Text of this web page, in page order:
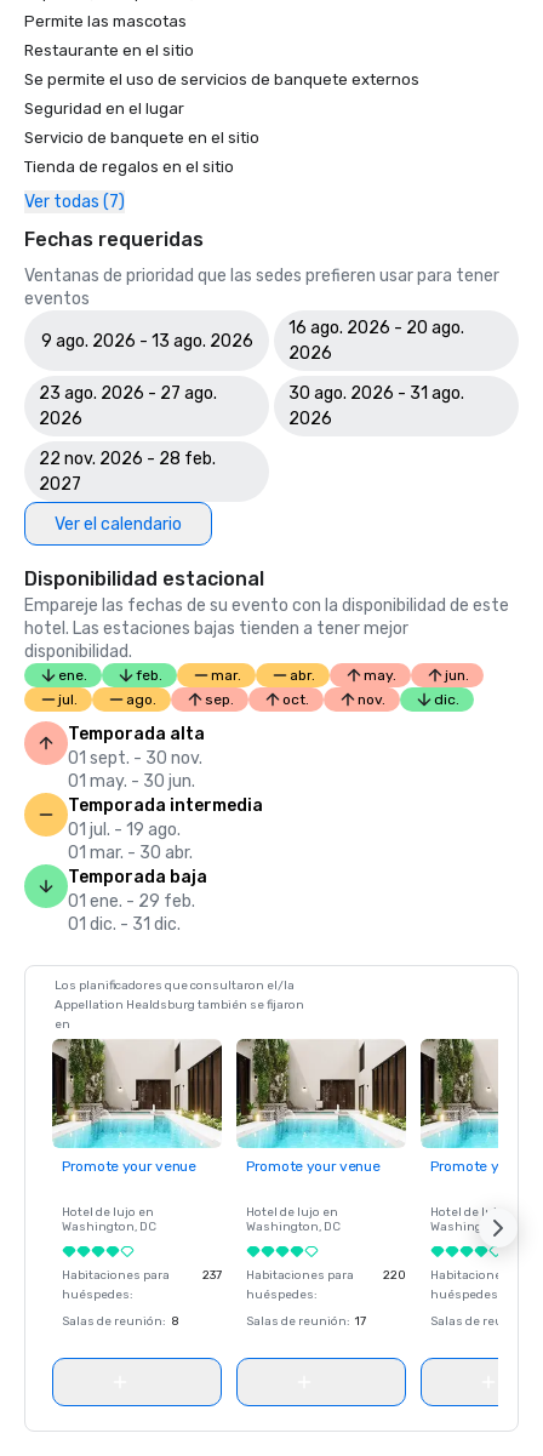
Permite las mascotas
Restaurante en el sitio
Se permite el uso de servicios de banquete externos
Seguridad en el lugar
Servicio de banquete en el sitio
Tienda de regalos en el sitio
Ver todas (7)
Fechas requeridas
Ventanas de prioridad que las sedes prefieren usar para tener
eventos
9 ago. 2026 - 13 ago. 2026
16 ago. 2026 - 20 ago.
2026
23 ago. 2026 - 27 ago.
2026
30 ago. 2026 - 31 ago.
2026
22 nov. 2026 - 28 feb.
2027
Ver el calendario
Disponibilidad estacional
Empareje las fechas de su evento con la disponibilidad de este
hotel. Las estaciones bajas tienden a tener mejor
disponibilidad.
ene. feb. mar. abr. may.
jun.
jul.
ago. sep. oct. nov. dic.
Temporada alta
01 sept. - 30 nov.
01 may. - 30 jun.
Temporada intermedia
01 jul. - 19 ago.
01 mar. - 30 abr.
Temporada baja
01 ene. - 29 feb.
01 dic. - 31 dic.
Los planificadores que consultaron el/la
Appellation Healdsburg también se fijaron
en
Promote your venue
Hotel de lujo en
Washington, DC
Habitaciones para
huéspedes:
237
Salas de reunión: 8
Promote your venue
Hotel de lujo en
Washington, DC
Habitaciones para
huéspedes:
220
Salas de reunión: 17
Promote your
Hotel de lujo en
Washington
Habitaciones para
huéspedes
Salas de reunión